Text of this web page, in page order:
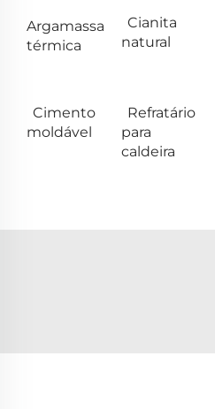
Argamassa
térmica
Cianita
natural
Cimento
moldável
Refratário
para
caldeira